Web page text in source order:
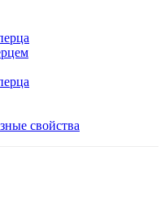
свойства